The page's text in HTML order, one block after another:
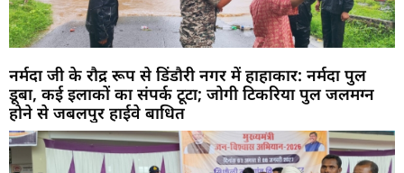
नर्मदा जी के रौद्र रूप से डिंडौरी नगर में हाहाकार: नर्मदा पुल
डूबा, कई इलाकों का संपर्क टूटा; जोगी टिकरिया पुल जलमग्न
होने से जबलपुर हाईवे बाधित